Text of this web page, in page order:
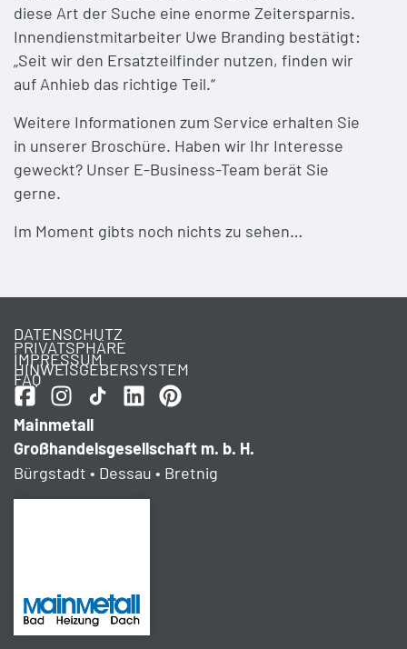
diese Art der Suche eine enorme Zeitersparnis.
Innendienstmitarbeiter Uwe Branding bestätigt:
„Seit wir den Ersatzteilfinder nutzen, finden wir
auf Anhieb das richtige Teil.“
Weitere Informationen zum Service erhalten Sie
in unserer Broschüre. Haben wir Ihr Interesse
geweckt? Unser E-Business-Team berät Sie
gerne.
Im Moment gibts noch nichts zu sehen…
DATENSCHUTZ
PRIVATSPHÄRE
IMPRESSUM
HINWEISGEBERSYSTEM
FAQ
Mainmetall
Großhandelsgesellschaft m. b. H.
Bürgstadt • Dessau • Bretnig